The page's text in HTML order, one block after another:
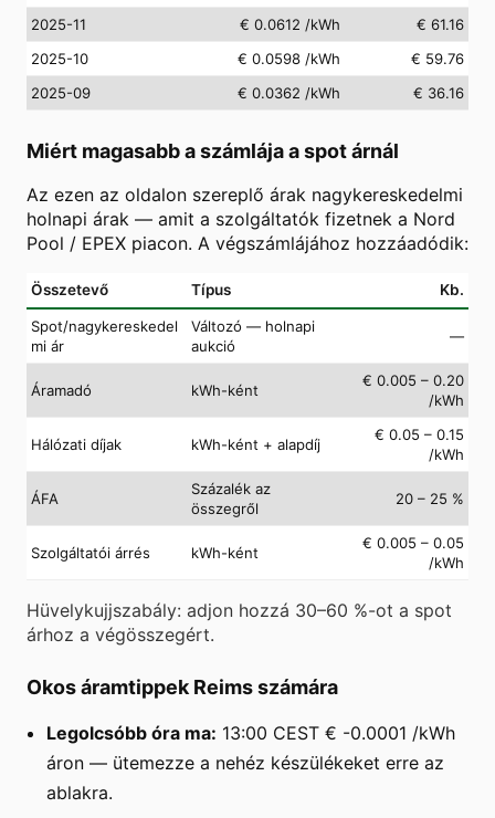
2025-11
€ 0.0612 /kWh
€ 61.16
2025-10
€ 0.0598 /kWh
€ 59.76
2025-09
€ 0.0362 /kWh € 36.16
Miért magasabb a számlája a spot árnál
Az ezen az oldalon szereplő árak nagykereskedelmi
holnapi árak — amit a szolgáltatók fizetnek a Nord
Pool / EPEX piacon. A végszámlájához hozzáadódik:
Összetevő Típus Kb.
Spot/nagykereskedel
mi ár
Változó — holnapi
aukció
—
Áramadó kWh-ként
€ 0.005 – 0.20
/kWh
Hálózati díjak kWh-ként + alapdíj
€ 0.05 – 0.15
/kWh
ÁFA
Százalék az
összegről
20 – 25 %
Szolgáltatói árrés kWh-ként
€ 0.005 – 0.05
/kWh
Hüvelykujjszabály: adjon hozzá 30–60 %-ot a spot
árhoz a végösszegért.
Okos áramtippek Reims számára
Legolcsóbb óra ma: 13:00 CEST € -0.0001 /kWh
áron — ütemezze a nehéz készülékeket erre az
ablakra.